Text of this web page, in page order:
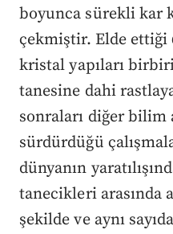
boyunca sürekli kar
çekmiştir. Elde ettiği
kristal yapıları
tanesine dahi
sonraları diğer bilim
sürdürdüğü
dünyanın
tanecikleri arasında
şekilde ve aynı